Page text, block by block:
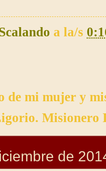
a la/s
de mi mujer y
Misionero
de